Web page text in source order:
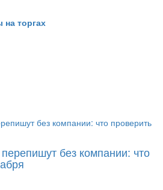
на торгах
без компании: что